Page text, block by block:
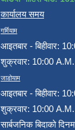
कार्यालय समय
गर्मियाम
आइतबार - बिहीवार:
शुक्रवार: 10:00
जाडोयाम
आइतबार - बिहीवार:
शुक्रवार: 10:00
सार्बजनिक बिदाको